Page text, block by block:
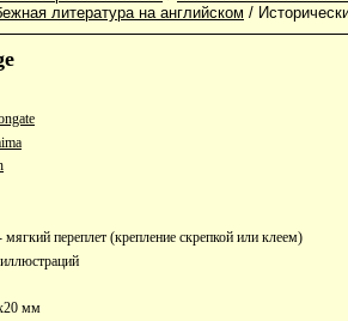
литература на английском /
переплет (крепление скрепкой или клеем)
мм